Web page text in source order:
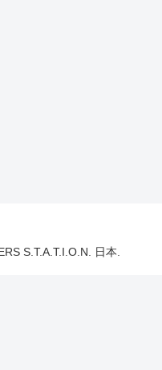
S.T.A.T.I.O.N. 日本.